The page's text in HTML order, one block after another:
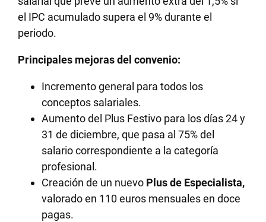
el IPC acumulado supera el 9% durante el
periodo.
Principales mejoras del convenio:
Incremento general para todos los
conceptos salariales.
Aumento del Plus Festivo para los días 24 y
31 de diciembre, que pasa al 75% del
salario correspondiente a la categoría
profesional.
Creación de un nuevo Plus de Especialista,
valorado en 110 euros mensuales en doce
pagas.